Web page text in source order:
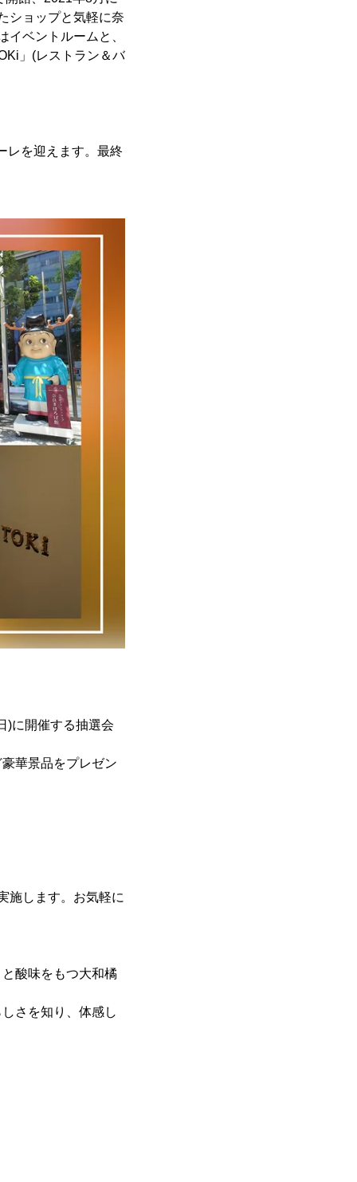
ショップと気軽に奈
ベントルームと、
」(レストラン＆バ
レを迎えます。最終
)に開催する抽選会
華景品をプレゼン
施します。お気軽に
酸味をもつ大和橘
さを知り、体感し